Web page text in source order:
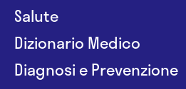
Salute
Dizionario Medico
Diagnosi e Prevenzione